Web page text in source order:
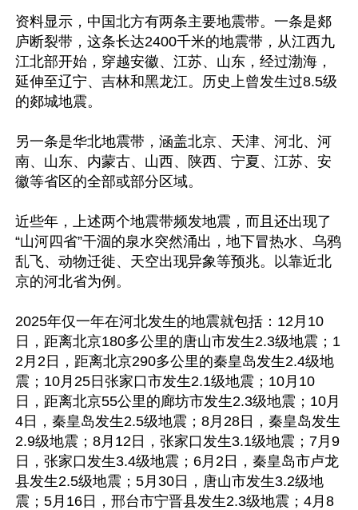
资料显示，中国北方有两条主要地震带。一条是郯
庐断裂带，这条长达2400千米的地震带，从江西九
江北部开始，穿越安徽、江苏、山东，经过渤海，
延伸至辽宁、吉林和黑龙江。历史上曾发生过8.5级
的郯城地震。
另一条是华北地震带，涵盖北京、天津、河北、河
南、山东、内蒙古、山西、陕西、宁夏、江苏、安
徽等省区的全部或部分区域。
近些年，上述两个地震带频发地震，而且还出现了
“山河四省”干涸的泉水突然涌出，地下冒热水、乌鸦
乱飞、动物迁徙、天空出现异象等预兆。以靠近北
京的河北省为例。
2025年仅一年在河北发生的地震就包括：12月10
日，距离北京180多公里的唐山市发生2.3级地震；1
2月2日，距离北京290多公里的秦皇岛发生2.4级地
震；10月25日张家口市发生2.1级地震；10月10
日，距离北京55公里的廊坊市发生2.3级地震；10月
4日，秦皇岛发生2.5级地震；8月28日，秦皇岛发生
2.9级地震；8月12日，张家口发生3.1级地震；7月9
日，张家口发生3.4级地震；6月2日，秦皇岛市卢龙
县发生2.5级地震；5月30日，唐山市发生3.2级地
震；5月16日，邢台市宁晋县发生2.3级地震；4月8